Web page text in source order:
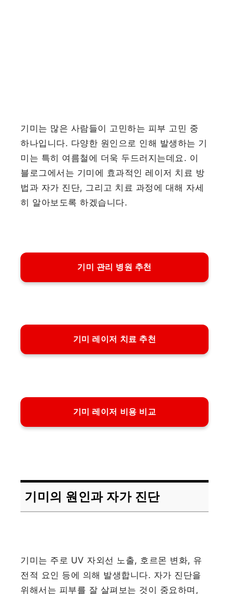
기미는 많은 사람들이 고민하는 피부 고민 중
하나입니다. 다양한 원인으로 인해 발생하는 기
미는 특히 여름철에 더욱 두드러지는데요. 이
블로그에서는 기미에 효과적인 레이저 치료 방
법과 자가 진단, 그리고 치료 과정에 대해 자세
히 알아보도록 하겠습니다.
기미 관리 병원 추천
기미 레이저 치료 추천
기미 레이저 비용 비교
기미의 원인과 자가 진단
기미는 주로 UV 자외선 노출, 호르몬 변화, 유
전적 요인 등에 의해 발생합니다. 자가 진단을
위해서는 피부를 잘 살펴보는 것이 중요하며,